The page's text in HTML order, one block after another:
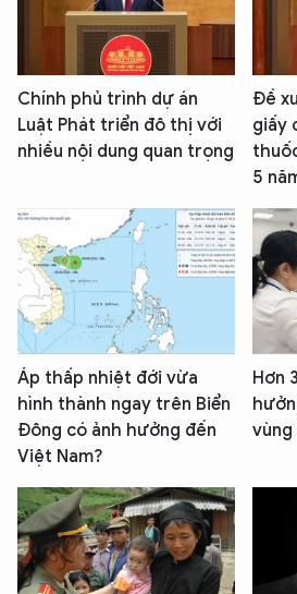
Chính phủ trình dự án
Luật Phát triển đô thị với
nhiều nội dung quan trọng
Đề
giấy
5
Áp thấp nhiệt đới vừa
hình thành ngay trên Biển
Đông có ảnh hưởng đến
Việt Nam?
Hơn
vùng